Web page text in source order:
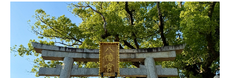
交通案内
お問い合わせ
プライバシーポリシー